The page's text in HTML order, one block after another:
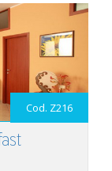
Cod. Z216